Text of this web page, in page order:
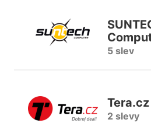
5 slev
Tera.cz
2 slevy